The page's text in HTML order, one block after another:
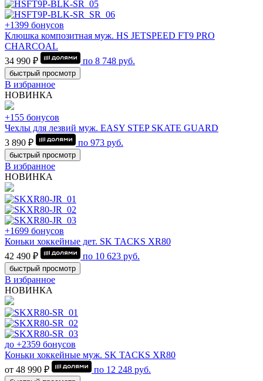
+1399 бонусов
Клюшка композитная муж. HS JETSPEED FT9 PRO
CHARCOAL
34 990 ₽
по 8 748 руб.
быстрый просмотр
В избранное
НОВИНКА
+155 бонусов
Чехлы для лезвий муж. EASY STEP SKATE GUARD
3 890 ₽
по 973 руб.
быстрый просмотр
В избранное
НОВИНКА
+1699 бонусов
Коньки хоккейные дет. SK TACKS XR80
42 490 ₽
по 10 623 руб.
быстрый просмотр
В избранное
НОВИНКА
до +2359 бонусов
Коньки хоккейные муж. SK TACKS XR80
от 48 990 ₽
по 12 248 руб.